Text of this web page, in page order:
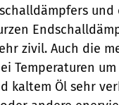
und
zivil. Auch die
Temperaturen
kaltem Öl sehr